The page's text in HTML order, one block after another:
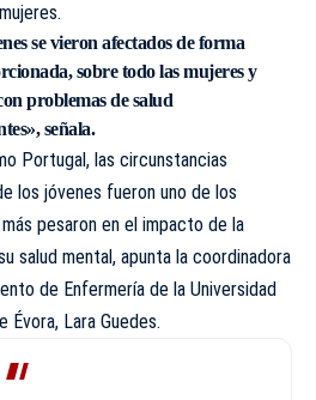
se vieron afectados de forma
sobre todo las mujeres y
problemas de salud
señala.
Portugal, las circunstancias
los jóvenes fueron uno de los
pesaron en el impacto de la
salud mental, apunta la coordinadora
de Enfermería de la Universidad
Évora, Lara Guedes.